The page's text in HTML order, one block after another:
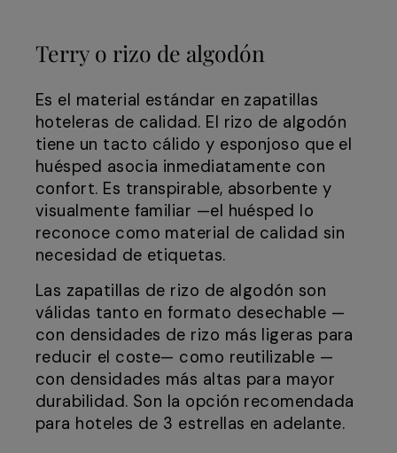
Terry o rizo de algodón
Es el material estándar en zapatillas
hoteleras de calidad. El rizo de algodón
tiene un tacto cálido y esponjoso que el
huésped asocia inmediatamente con
confort. Es transpirable, absorbente y
visualmente familiar —el huésped lo
reconoce como material de calidad sin
necesidad de etiquetas.
Las zapatillas de rizo de algodón son
válidas tanto en formato desechable —
con densidades de rizo más ligeras para
reducir el coste— como reutilizable —
con densidades más altas para mayor
durabilidad. Son la opción recomendada
para hoteles de 3 estrellas en adelante.